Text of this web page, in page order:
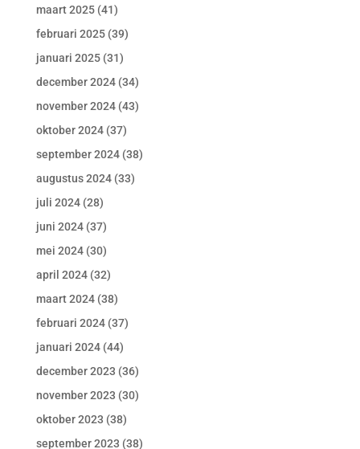
maart 2025(41)
februari 2025(39)
januari 2025(31)
december 2024(34)
november 2024(43)
oktober 2024(37)
september 2024(38)
augustus 2024(33)
juli 2024(28)
juni 2024(37)
mei 2024(30)
april 2024(32)
maart 2024(38)
februari 2024(37)
januari 2024(44)
december 2023 (36)
november 2023 (30)
oktober 2023 (38)
september 2023 (38)